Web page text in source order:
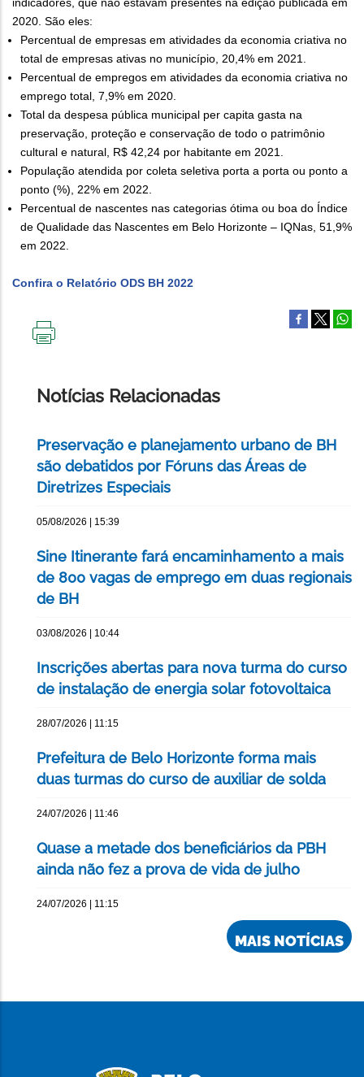
indicadores, que não estavam presentes na edição publicada em
2020. São eles:
Percentual de empresas em atividades da economia criativa no
total de empresas ativas no município, 20,4% em 2021.
Percentual de empregos em atividades da economia criativa no
emprego total, 7,9% em 2020.
Total da despesa pública municipal per capita gasta na
preservação, proteção e conservação de todo o patrimônio
cultural e natural, R$ 42,24 por habitante em 2021.
População atendida por coleta seletiva porta a porta ou ponto a
ponto (%), 22% em 2022.
Percentual de nascentes nas categorias ótima ou boa do Índice
de Qualidade das Nascentes em Belo Horizonte – IQNas, 51,9%
em 2022.
Confira o Relatório ODS BH 2022
Notícias Relacionadas
Preservação e planejamento urbano de BH
são debatidos por Fóruns das Áreas de
Diretrizes Especiais
05/08/2026 | 15:39
Sine Itinerante fará encaminhamento a mais
de 800 vagas de emprego em duas regionais
de BH
03/08/2026 | 10:44
Inscrições abertas para nova turma do curso
de instalação de energia solar fotovoltaica
28/07/2026 | 11:15
Prefeitura de Belo Horizonte forma mais
duas turmas do curso de auxiliar de solda
24/07/2026 | 11:46
Quase a metade dos beneficiários da PBH
ainda não fez a prova de vida de julho
24/07/2026 | 11:15
MAIS NOTÍCIAS